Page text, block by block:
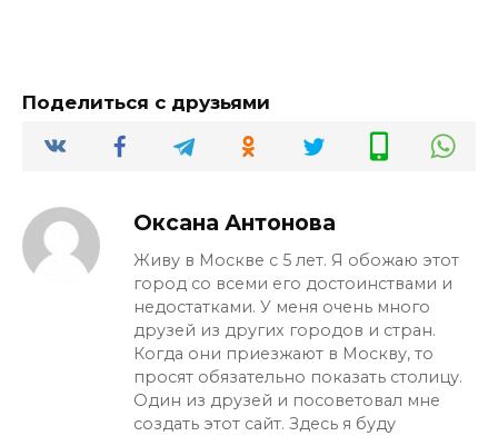
Поделиться с друзьями
Оксана Антонова
Живу в Москве с 5 лет. Я обожаю этот
город со всеми его достоинствами и
недостатками. У меня очень много
друзей из других городов и стран.
Когда они приезжают в Москву, то
просят обязательно показать столицу.
Один из друзей и посоветовал мне
создать этот сайт. Здесь я буду